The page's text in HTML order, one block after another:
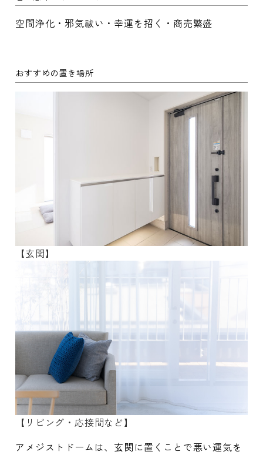
空間浄化・邪気祓い・幸運を招く・商売繁盛
おすすめの置き場所
【玄関】
【リビング・応接間など】
アメジストドームは、玄関に置くことで悪い運気を